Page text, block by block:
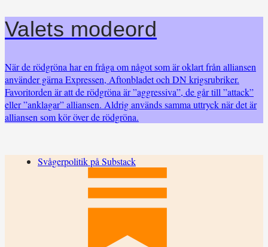
Valets modeord
När de rödgröna har en fråga om något som är oklart från alliansen
använder gärna Expressen, Aftonbladet och DN krigsrubriker.
Favoritorden är att de rödgröna är ”aggressiva”, de går till ”attack”
eller ”anklagar” alliansen. Aldrig används samma uttryck när det är
alliansen som kör över de rödgröna.
Svågerpolitik på Substack